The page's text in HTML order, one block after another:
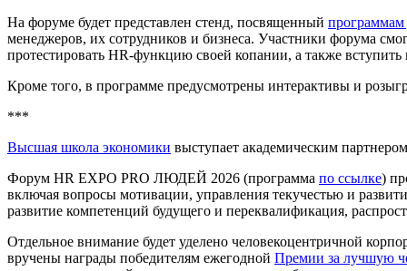
На форуме будет представлен стенд, посвященный
менеджеров, их сотрудников и бизнеса. Участники форума
протестировать HR-функцию своей копании, а также
Кроме того, в программе предусмотрены интерактивы и
***
Высшая школа экономики выступает академическим
Форум HR EXPO PRO ЛЮДЕЙ 2026 (программа по ссылке)
включая вопросы мотивации, управления текучестью и
развитие компетенций будущего и переквалификация,
Отдельное внимание будет уделено человекоцентричной
вручены награды победителям ежегодной Премии за лучшую